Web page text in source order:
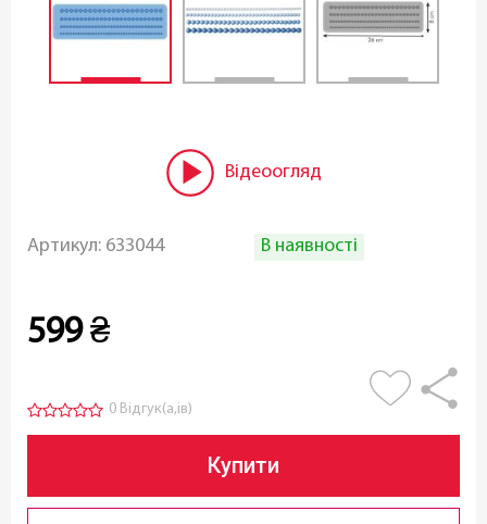
Відеоогляд
Артикул: 633044 В наявності
599 ₴
0 Відгук(а,ів)
Купити